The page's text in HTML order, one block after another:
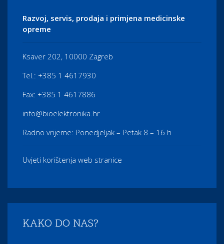
Razvoj, servis, prodaja i primjena medicinske
opreme
Ksaver 202, 10000 Zagreb
Tel.: +385 1 4617930
Fax: +385 1 4617886
info@bioelektronika.hr
Radno vrijeme: Ponedjeljak – Petak 8 – 16 h
Uvjeti korištenja web stranice
KAKO DO NAS?